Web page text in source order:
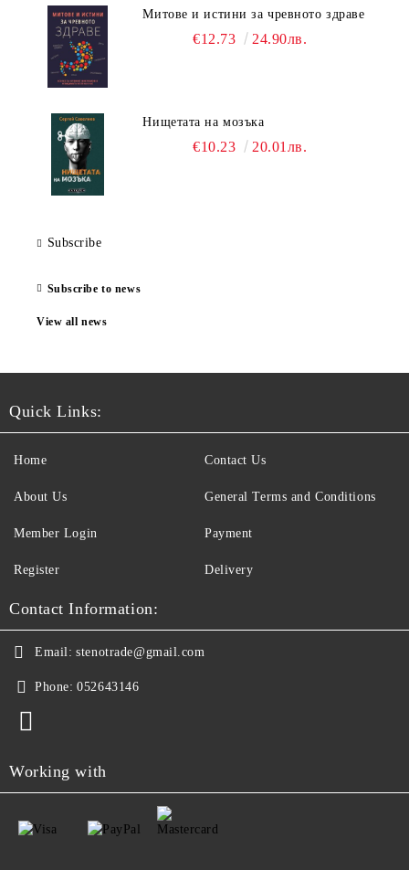
Митове и истини за чревното здраве
€12.73 24.90лв.
Нищетата на мозъка
€10.23 20.01лв.
Subscribe
Subscribe to news
View all news
Quick Links:
Home
About Us
Member Login
Register
Contact Us
General Terms and Conditions
Payment
Delivery
Contact Information:
Email: stenotrade@gmail.com
Phone: 052643146
Working with